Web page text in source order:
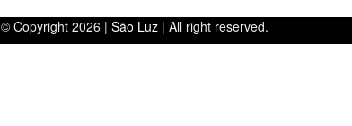
© Copyright 2026 | São Luz | All right reserved.